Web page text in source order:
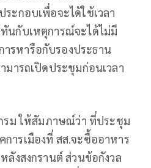
ะกอบเพื่อจะได้ใช้เวลา
นกับเหตุการณ์จะได้ไม่มี
รหารือกับรองประธาน
มารถเปิดประชุมก่อนเวลา
รม ให้สัมภาษณ์ว่า ที่ประชุม
ารเมืองที่ สส.จะซื้ออาหาร
ลังสงกรานต์ ส่วนข้อกังวล